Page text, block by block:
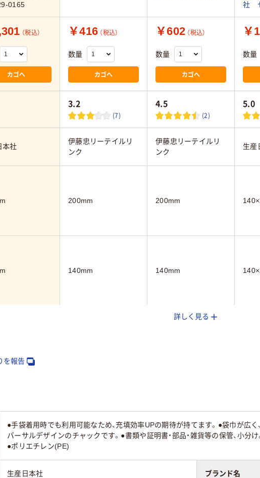
0165
社
（税込）
カゴへ
￥416 （税込）
数量
カゴへ
￥602 （税込）
数量
カゴへ
￥
数量
3.2
(7)
4.5
(2)
5.0
本社
伊藤忠リーテイルリ
ンク
伊藤忠リーテイルリ
ンク
生産
200mm 200mm
140mm 140mm
詳しく見る
を報告
●手袋着用時でも利用可能なため、充填効率UPの期待が持てます。●袋巾が広
バーサルデザインのチャックです。●書類や証明書・部品・雑貨等の保管、小
●ポリエチレン(PE)
生産日本社 ブランド名